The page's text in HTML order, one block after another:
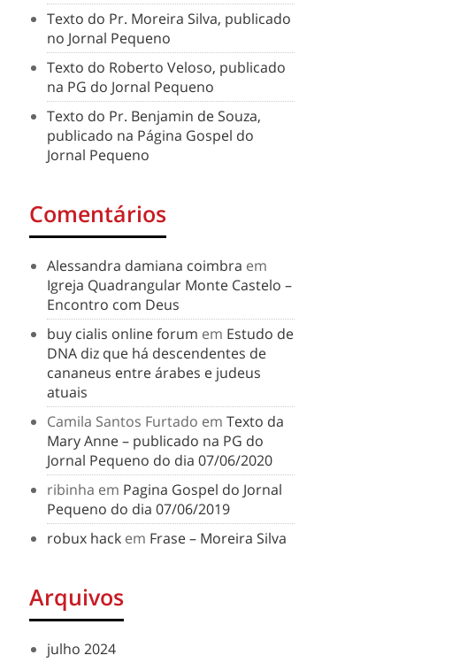
Texto do Pr. Moreira Silva, publicado
no Jornal Pequeno
Texto do Roberto Veloso, publicado
na PG do Jornal Pequeno
Texto do Pr. Benjamin de Souza,
publicado na Página Gospel do
Jornal Pequeno
Comentários
Alessandra damiana coimbra em
Igreja Quadrangular Monte Castelo –
Encontro com Deus
buy cialis online forum em Estudo de
DNA diz que há descendentes de
cananeus entre árabes e judeus
atuais
Camila Santos Furtado em Texto da
Mary Anne – publicado na PG do
Jornal Pequeno do dia 07/06/2020
ribinha em Pagina Gospel do Jornal
Pequeno do dia 07/06/2019
robux hack em Frase – Moreira Silva
Arquivos
julho 2024